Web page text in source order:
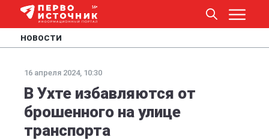
НОВОСТИ
16 апреля 2024, 10:30
В Ухте избавляются от
брошенного на улице
транспорта